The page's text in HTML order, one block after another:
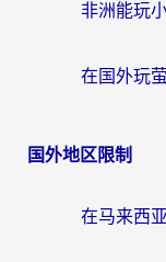
国外地区限制